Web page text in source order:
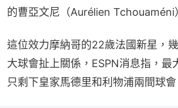
的曹亞文尼（Aurélien Tchouaméni
這位效力摩納哥的22歲法國新星，
大球會扯上關係，ESPN消息指，最
只剩下皇家馬德里和利物浦兩間球會